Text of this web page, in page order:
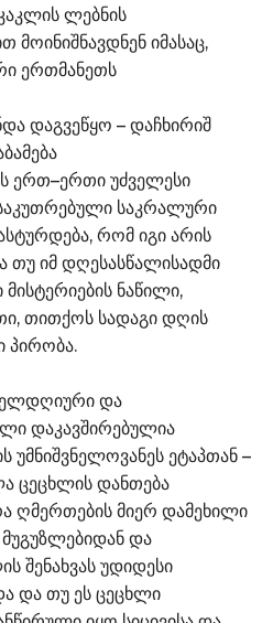
ლებნის
მოინიშნავდნენ იმასაც,
ერთმანეთს
დაგვეწყო – დაჩხირიშ
ერთ–ერთი უძველესი
საკრალური
რომ იგი არის
იმ დღესასწალისადმი
ნაწილი,
თითქოს სადაგი დღის
პირობა.
და
დაკავშირებულია
უმნიშვნელოვანეს ეტაპთან –
ცეცხლის დანთება
ღმერთების მიერ დამეხილი
და
შენახვას უდიდესი
და თუ ეს ცეცხლი